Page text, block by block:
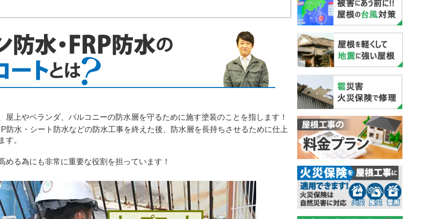
上やベランダ、バルコニーの防水層を守るために施す塗装のことを指します！
水・シート防水などの防水工事を終えた後、防水層を長持ちさせるために仕上
す。
める為にも非常に重要な役割を担っています！